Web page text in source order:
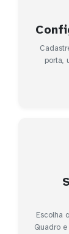
porta,
Escolha
Quadro